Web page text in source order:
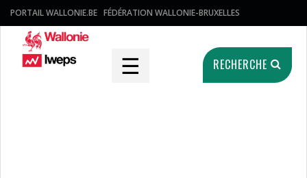
PORTAIL WALLONIE.BE FÉDÉRATION WALLONIE-BRUXELLES
☰ RECHERCHE